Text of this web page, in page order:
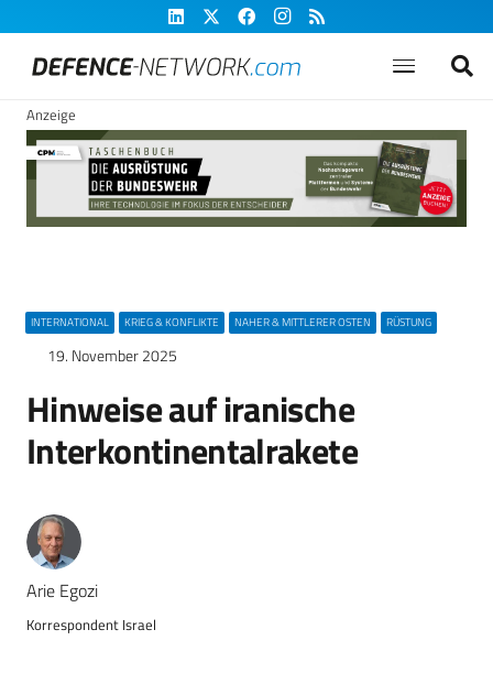
Anzeige
INTERNATIONAL KRIEG & KONFLIKTE NAHER & MITTLERER OSTEN RÜSTUNG
19. November 2025
Hinweise auf iranische
Interkontinentalrakete
Arie Egozi
Korrespondent Israel